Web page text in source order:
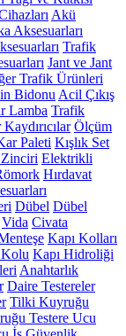
Akü
Aksesuarları
Trafik
Jant ve Jant
Trafik Ürünleri
Bidonu Acil Çıkış
Lamba Trafik
Ölçüm
Paleti Kışlık Set
Elektrikli
Hırdavat
Dübel Dübel
Vida Civata
Kapı Kolları
Kolu Kapı Hidroliği
Anahtarlık
Daire Testereler
Tilki Kuyruğu
Testere Ucu